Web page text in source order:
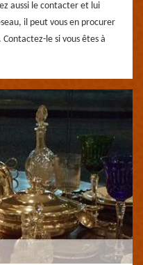
aussi le contacter et lui
il peut vous en procurer
Contactez-le si vous êtes à